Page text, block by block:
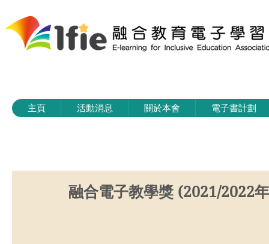
主頁 活動消息 關於本會 電子書計劃
融合電子教學獎 (2021/2022